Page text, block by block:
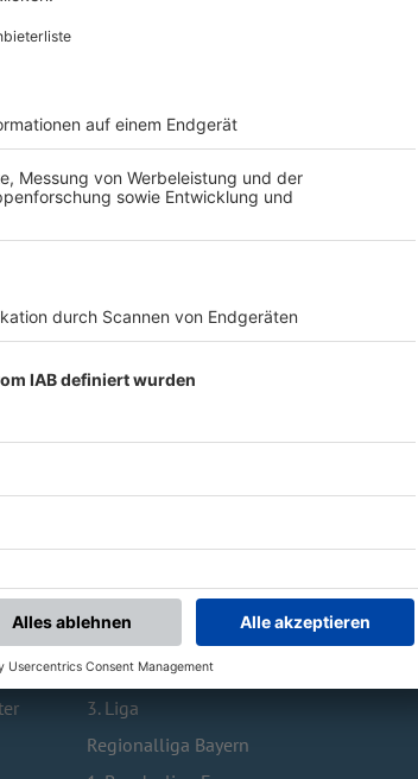
TOPLIGEN
1. Bundesliga
2. Bundesliga
3. Liga
Regionalliga Bayern